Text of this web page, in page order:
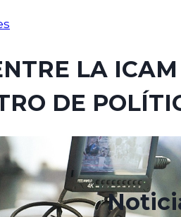
LA
DE